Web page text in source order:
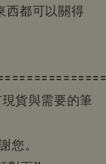
西都可以關得
貨與需要的筆
。